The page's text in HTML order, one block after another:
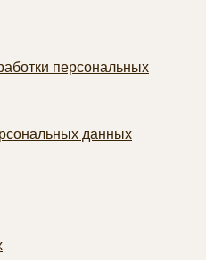
персональных
данных